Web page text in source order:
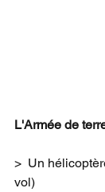
L'Armée de
>  Un
vol)